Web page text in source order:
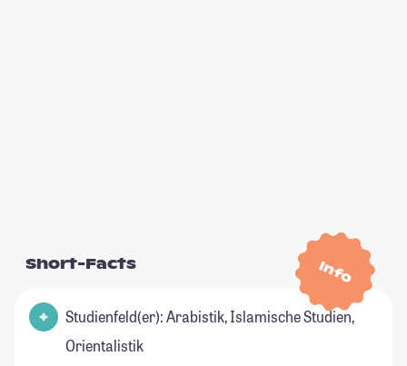
Info
Short-Facts
Studienfeld(er): Arabistik, Islamische Studien,
Orientalistik